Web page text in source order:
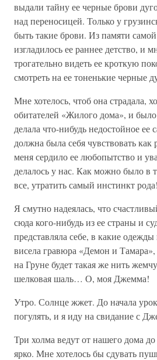
выдали тайну ее черные брови
над переносицей. Только у
быть такие брови. Из памяти
изгладилось ее раннее детство, и
трогательно видеть ее кроткую
смотреть на ее тоненькие черные
Мне хотелось, чтоб она страдала,
обитателей «Жилого дома», и
делала что-нибудь недостойное ее
должна была себя чувствовать
меня сердило ее любопытство и
делалось у нас. Как можно было в
все, утратить самый инстинкт рода!
Я смутно надеялась, что
сюда кого-нибудь из ее страны и
представляла себе, в какие
висела гравюра «Демон и
на Груне будет такая же нить
шелковая шаль… О, моя Джемма!
Утро. Солнце жжет. До начала
погулять, и я иду на свидание с
Три холма ведут от нашего дома
ярко. Мне хотелось бы сдувать